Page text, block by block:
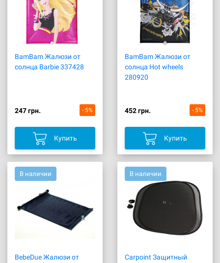
BamBam Жалюзи от
солнца Barbie 337428
247 грн. - 5%
Купить
BamBam Жалюзи от
солнца Hot wheels
280920
452 грн. - 5%
Купить
В наличии
BebeDue Жалюзи от
В наличии
Carpoint Защитный